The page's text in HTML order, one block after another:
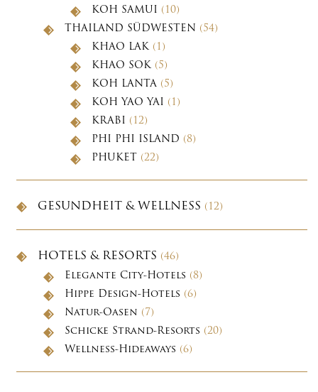
KOH SAMUI (10)
THAILAND SÜDWESTEN (54)
KHAO LAK(1)
KHAO SOK(5)
KOH LANTA (5)
KOH YAO YAI (1)
KRABI (12)
PHI PHI ISLAND (8)
PHUKET (22)
GESUNDHEIT & WELLNESS (12)
HOTELS & RESORTS (46)
Elegante City-Hotels (8)
Hippe Design-Hotels (6)
Natur-Oasen (7)
Schicke Strand-Resorts (20)
Wellness-Hideaways (6)